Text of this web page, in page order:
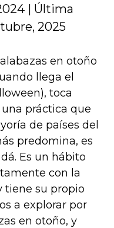
| Última
2025
llega el
toca
una práctica que
de países del
predomina, es
Es un hábito
con la
tiene su propio
a explorar por
en otoño, y